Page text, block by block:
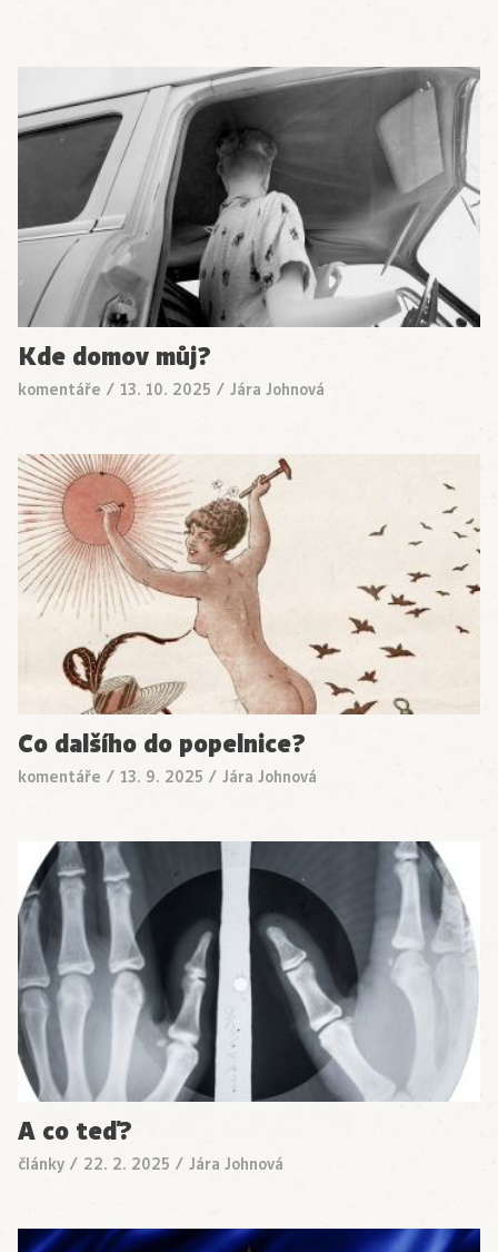
Kde domov můj?
komentáře / 13. 10. 2025 / Jára Johnová
Co dalšího do popelnice?
komentáře / 13. 9. 2025 / Jára Johnová
A co teď?
články / 22. 2. 2025 / Jára Johnová